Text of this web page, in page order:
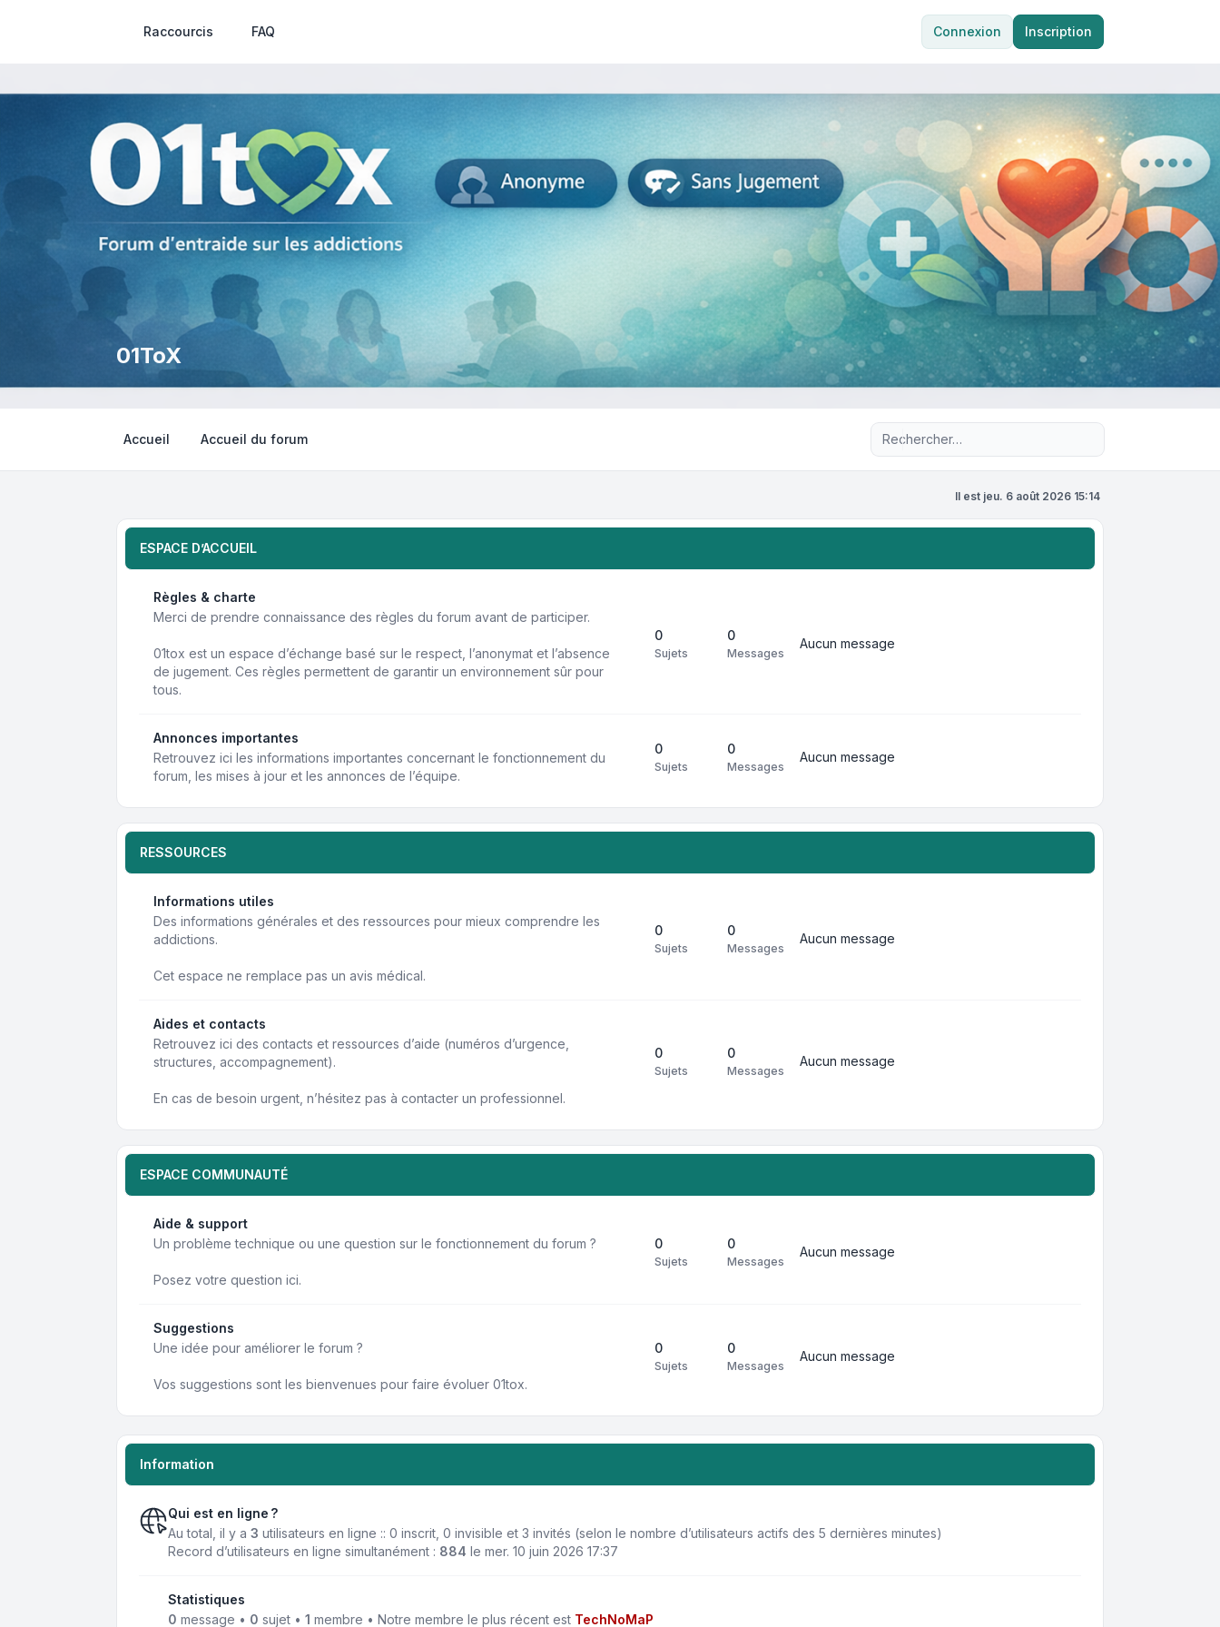
Raccourcis FAQ Connexion Inscription
01ToX
Accueil Accueil du forum Recherche avancée
Il est jeu. 6 août 2026 15:14
ESPACE D’ACCUEIL
Règles & charte
Merci de prendre connaissance des règles du forum avant de participer.
01tox est un espace d’échange basé sur le respect, l’anonymat et l’absence
de jugement. Ces règles permettent de garantir un environnement sûr pour
tous.
0
Sujets
0
Messages
Aucun message
Annonces importantes
Retrouvez ici les informations importantes concernant le fonctionnement du
forum, les mises à jour et les annonces de l’équipe.
0
Sujets
0
Messages
Aucun message
RESSOURCES
Informations utiles
Des informations générales et des ressources pour mieux comprendre les
addictions.
Cet espace ne remplace pas un avis médical.
0
Sujets
0
Messages
Aucun message
Aides et contacts
Retrouvez ici des contacts et ressources d’aide (numéros d’urgence,
structures, accompagnement).
En cas de besoin urgent, n’hésitez pas à contacter un professionnel.
0
Sujets
0
Messages
Aucun message
ESPACE COMMUNAUTÉ
Aide & support
Un problème technique ou une question sur le fonctionnement du forum ?
Posez votre question ici.
0
Sujets
0
Messages
Aucun message
Suggestions
Une idée pour améliorer le forum ?
Vos suggestions sont les bienvenues pour faire évoluer 01tox.
0
Sujets
0
Messages
Aucun message
Information
Qui est en ligne ?
Au total, il y a 3 utilisateurs en ligne :: 0 inscrit, 0 invisible et 3 invités (selon le nombre d’utilisateurs actifs des 5 dernières minutes)
Record d’utilisateurs en ligne simultanément : 884 le mer. 10 juin 2026 17:37
Statistiques
0 message • 0 sujet • 1 membre • Notre membre le plus récent est TechNoMaP